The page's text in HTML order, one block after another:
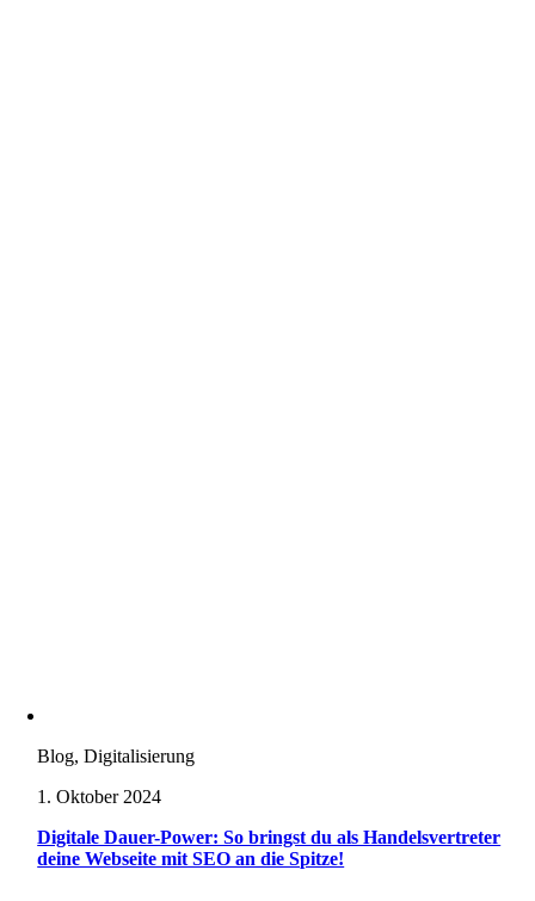
Blog, Digitalisierung
1. Oktober 2024
Digitale Dauer-Power: So bringst du als Handelsvertreter
deine Webseite mit SEO an die Spitze!